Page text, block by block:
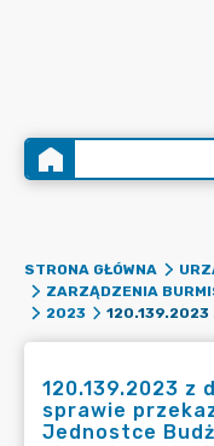
STRONA GŁÓWNA
ZARZĄDZENIA
2023
120.139.2023 z
sprawie
Jednostce